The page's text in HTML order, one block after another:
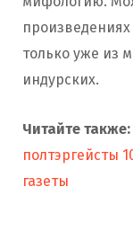
только уже из
индурских.
Читайте также:
полтэргейсты
газеты